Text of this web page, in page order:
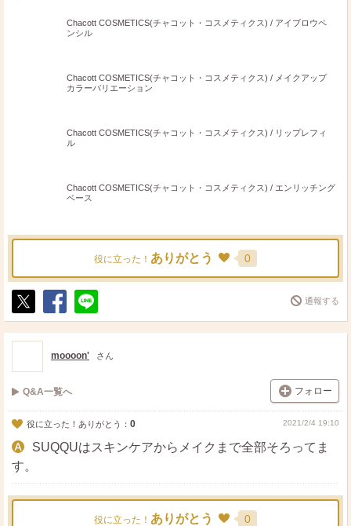
またメイクアップカラーバリエーションは発色と色持ちが
良く、カラーバリエーションも豊富なのでかなり自由度が
チャコット大好きです。
Chacott COSMETICS(チャコット・コスメティクス) / アイブロウペ
ンシル
Chacott COSMETICS(チャコット・コスメティクス) / メイクアップ
カラーバリエーション
Chacott COSMETICS(チャコット・コスメティクス) / リップレフィ
ル
Chacott COSMETICS(チャコット・コスメティクス) / エンリッチング
ベース
役に立った！ ありがとう 0
ポ
ス
ト
シ
ェ
送
る
通報する
moooon' さん
Q&A一覧へ フォロー
役に立った！ありがとう： 0 2021/2/4 19:10
SUQQUはスキンケアからメイクまで全部そろってま
す。
役に立った！ ありがとう 0